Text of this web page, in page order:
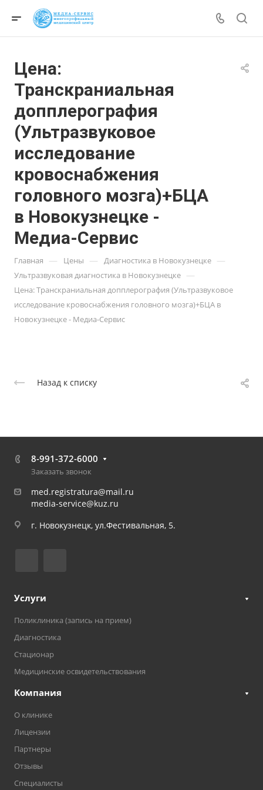
Цена:
Транскраниальная
допплерография
(Ультразвуковое
исследование
кровоснабжения
головного мозга)+БЦА
в Новокузнецке -
Медиа-Сервис
Главная — Цены — Диагностика в Новокузнецке —
Ультразвуковая диагностика в Новокузнецке —
Цена: Транскраниальная допплерография (Ультразвуковое
исследование кровоснабжения головного мозга)+БЦА в
Новокузнецке - Медиа-Сервис
Назад к списку
8-991-372-6000
Заказать звонок
med.registratura@mail.ru
media-service@kuz.ru
г. Новокузнецк, ул.Фестивальная, 5.
Услуги
Поликлиника (запись на прием)
Диагностика
Стационар
Медицинские освидетельствования
Компания
О клинике
Лицензии
Партнеры
Отзывы
Специалисты